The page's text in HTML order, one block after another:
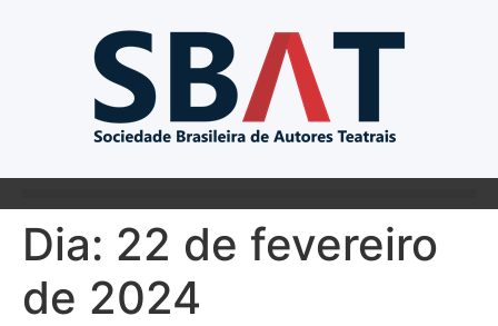
Dia: 22 de fevereiro
de 2024